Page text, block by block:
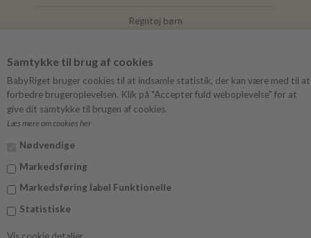
Samtykke til brug af cookies
BabyRiget bruger cookies til at indsamle statistik, der kan være med til at
forbedre brugeroplevelsen. Klik på "Accepter fuld weboplevelse" for at
give dit samtykke til brugen af cookies.
Læs mere om cookies her
Nødvendige
Markedsføring
Markedsføring label Funktionelle
Statistiske
Regntøj børn
Mushie
Facebook